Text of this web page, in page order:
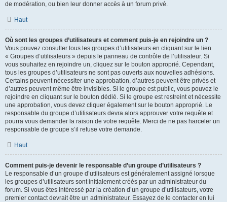
de modération, ou bien leur donner accès à un forum privé.
Haut
Où sont les groupes d’utilisateurs et comment puis-je en rejoindre un ?
Vous pouvez consulter tous les groupes d’utilisateurs en cliquant sur le lien
« Groupes d’utilisateurs » depuis le panneau de contrôle de l’utilisateur. Si
vous souhaitez en rejoindre un, cliquez sur le bouton approprié. Cependant,
tous les groupes d’utilisateurs ne sont pas ouverts aux nouvelles adhésions.
Certains peuvent nécessiter une approbation, d’autres peuvent être privés et
d’autres peuvent même être invisibles. Si le groupe est public, vous pouvez le
rejoindre en cliquant sur le bouton dédié. Si le groupe est restreint et nécessite
une approbation, vous devez cliquer également sur le bouton approprié. Le
responsable du groupe d’utilisateurs devra alors approuver votre requête et
pourra vous demander la raison de votre requête. Merci de ne pas harceler un
responsable de groupe s’il refuse votre demande.
Haut
Comment puis-je devenir le responsable d’un groupe d’utilisateurs ?
Le responsable d’un groupe d’utilisateurs est généralement assigné lorsque
les groupes d’utilisateurs sont initialement créés par un administrateur du
forum. Si vous êtes intéressé par la création d’un groupe d’utilisateurs, votre
premier contact devrait être un administrateur. Essayez de le contacter en lui